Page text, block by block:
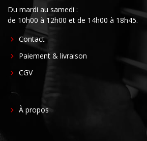
Du mardi au samedi :
de 10h00 à 12h00 et de 14h00 à 18h45.
FOOTER
CENTER
Contact
Paiement & livraison
CGV
FOOTER
À propos